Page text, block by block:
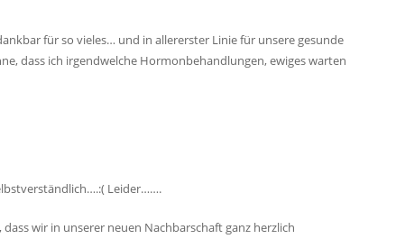
für so vieles… und in allererster Linie für unsere gesunde
dass ich irgendwelche Hormonbehandlungen, ewiges warten
Leider…….
wir in unserer neuen Nachbarschaft ganz herzlich